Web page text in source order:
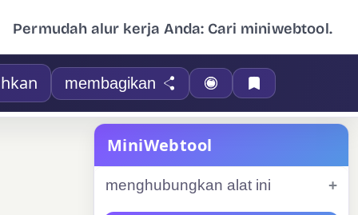
Permudah alur kerja Anda: Cari miniwebtool.
membagikan
MiniWebtool
menghubungkan alat ini